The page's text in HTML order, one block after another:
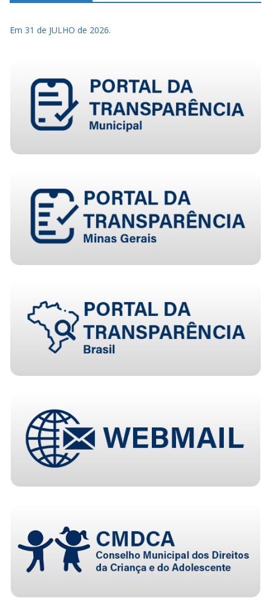
Em 31 de JULHO de 2026.